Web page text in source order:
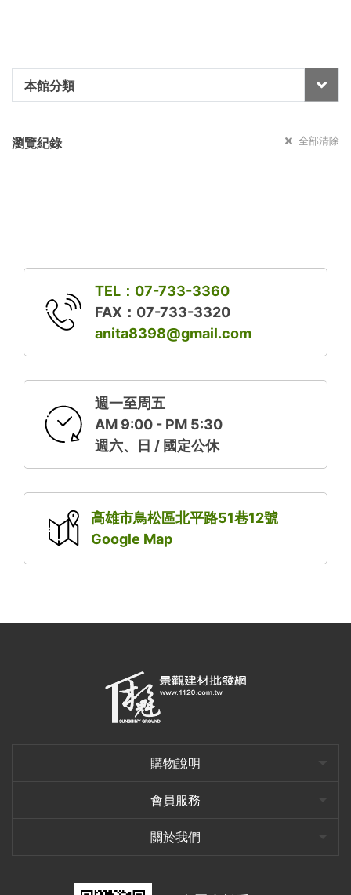
本館分類
瀏覽紀錄 全部清除
TEL：07-733-3360
FAX：07-733-3320
anita8398@gmail.com
週一至周五
AM 9:00 - PM 5:30
週六、日 / 國定公休
高雄市鳥松區北平路51巷12號
Google Map
購物說明
會員服務
關於我們